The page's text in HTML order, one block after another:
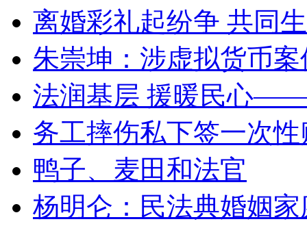
离婚彩礼起纷争 共同
朱崇坤：涉虚拟货币
法润基层 援暖民心
务工摔伤私下签一次
鸭子、麦田和法官
杨明仑：民法典婚姻